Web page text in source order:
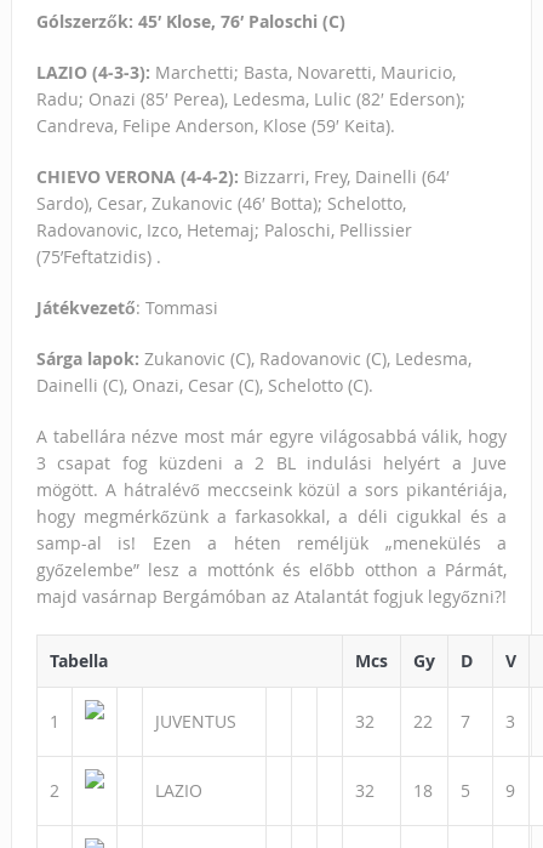
Gólszerzők: 45′ Klose, 76′ Paloschi (C)
LAZIO (4-3-3): Marchetti; Basta, Novaretti, Mauricio,
Radu; Onazi (85′ Perea), Ledesma, Lulic (82′ Ederson);
Candreva, Felipe Anderson, Klose (59′ Keita).
CHIEVO VERONA (4-4-2): Bizzarri, Frey, Dainelli (64′
Sardo), Cesar, Zukanovic (46′ Botta); Schelotto,
Radovanovic, Izco, Hetemaj; Paloschi, Pellissier
(75’Feftatzidis) .
Játékvezető: Tommasi
Sárga lapok: Zukanovic (C), Radovanovic (C), Ledesma,
Dainelli (C), Onazi, Cesar (C), Schelotto (C).
A tabellára nézve most már egyre világosabbá válik, hogy
3 csapat fog küzdeni a 2 BL indulási helyért a Juve
mögött. A hátralévő meccseink közül a sors pikantériája,
hogy megmérkőzünk a farkasokkal, a déli cigukkal és a
samp-al is! Ezen a héten reméljük „menekülés a
győzelembe” lesz a mottónk és előbb otthon a Pármát,
majd vasárnap Bergámóban az Atalantát fogjuk legyőzni?!
Tabella Mcs Gy D V
1 JUVENTUS 32 22 7 3
2 LAZIO 32 18 5 9